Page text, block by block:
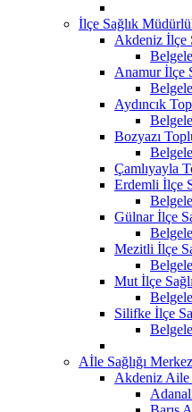
İlçe Sağlık
Akdeniz İlçe
Anamur İlçe
Aydıncık
Bozyazı
Çamlıyayla
Erdemli İlçe
Gülnar İlçe
Mezitli İlçe
Mut İlçe
Silifke İlçe
Aİle Sağlığı
Akdeniz Aile